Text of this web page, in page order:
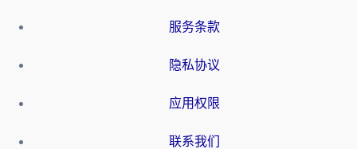
服务条款
隐私协议
应用权限
联系我们